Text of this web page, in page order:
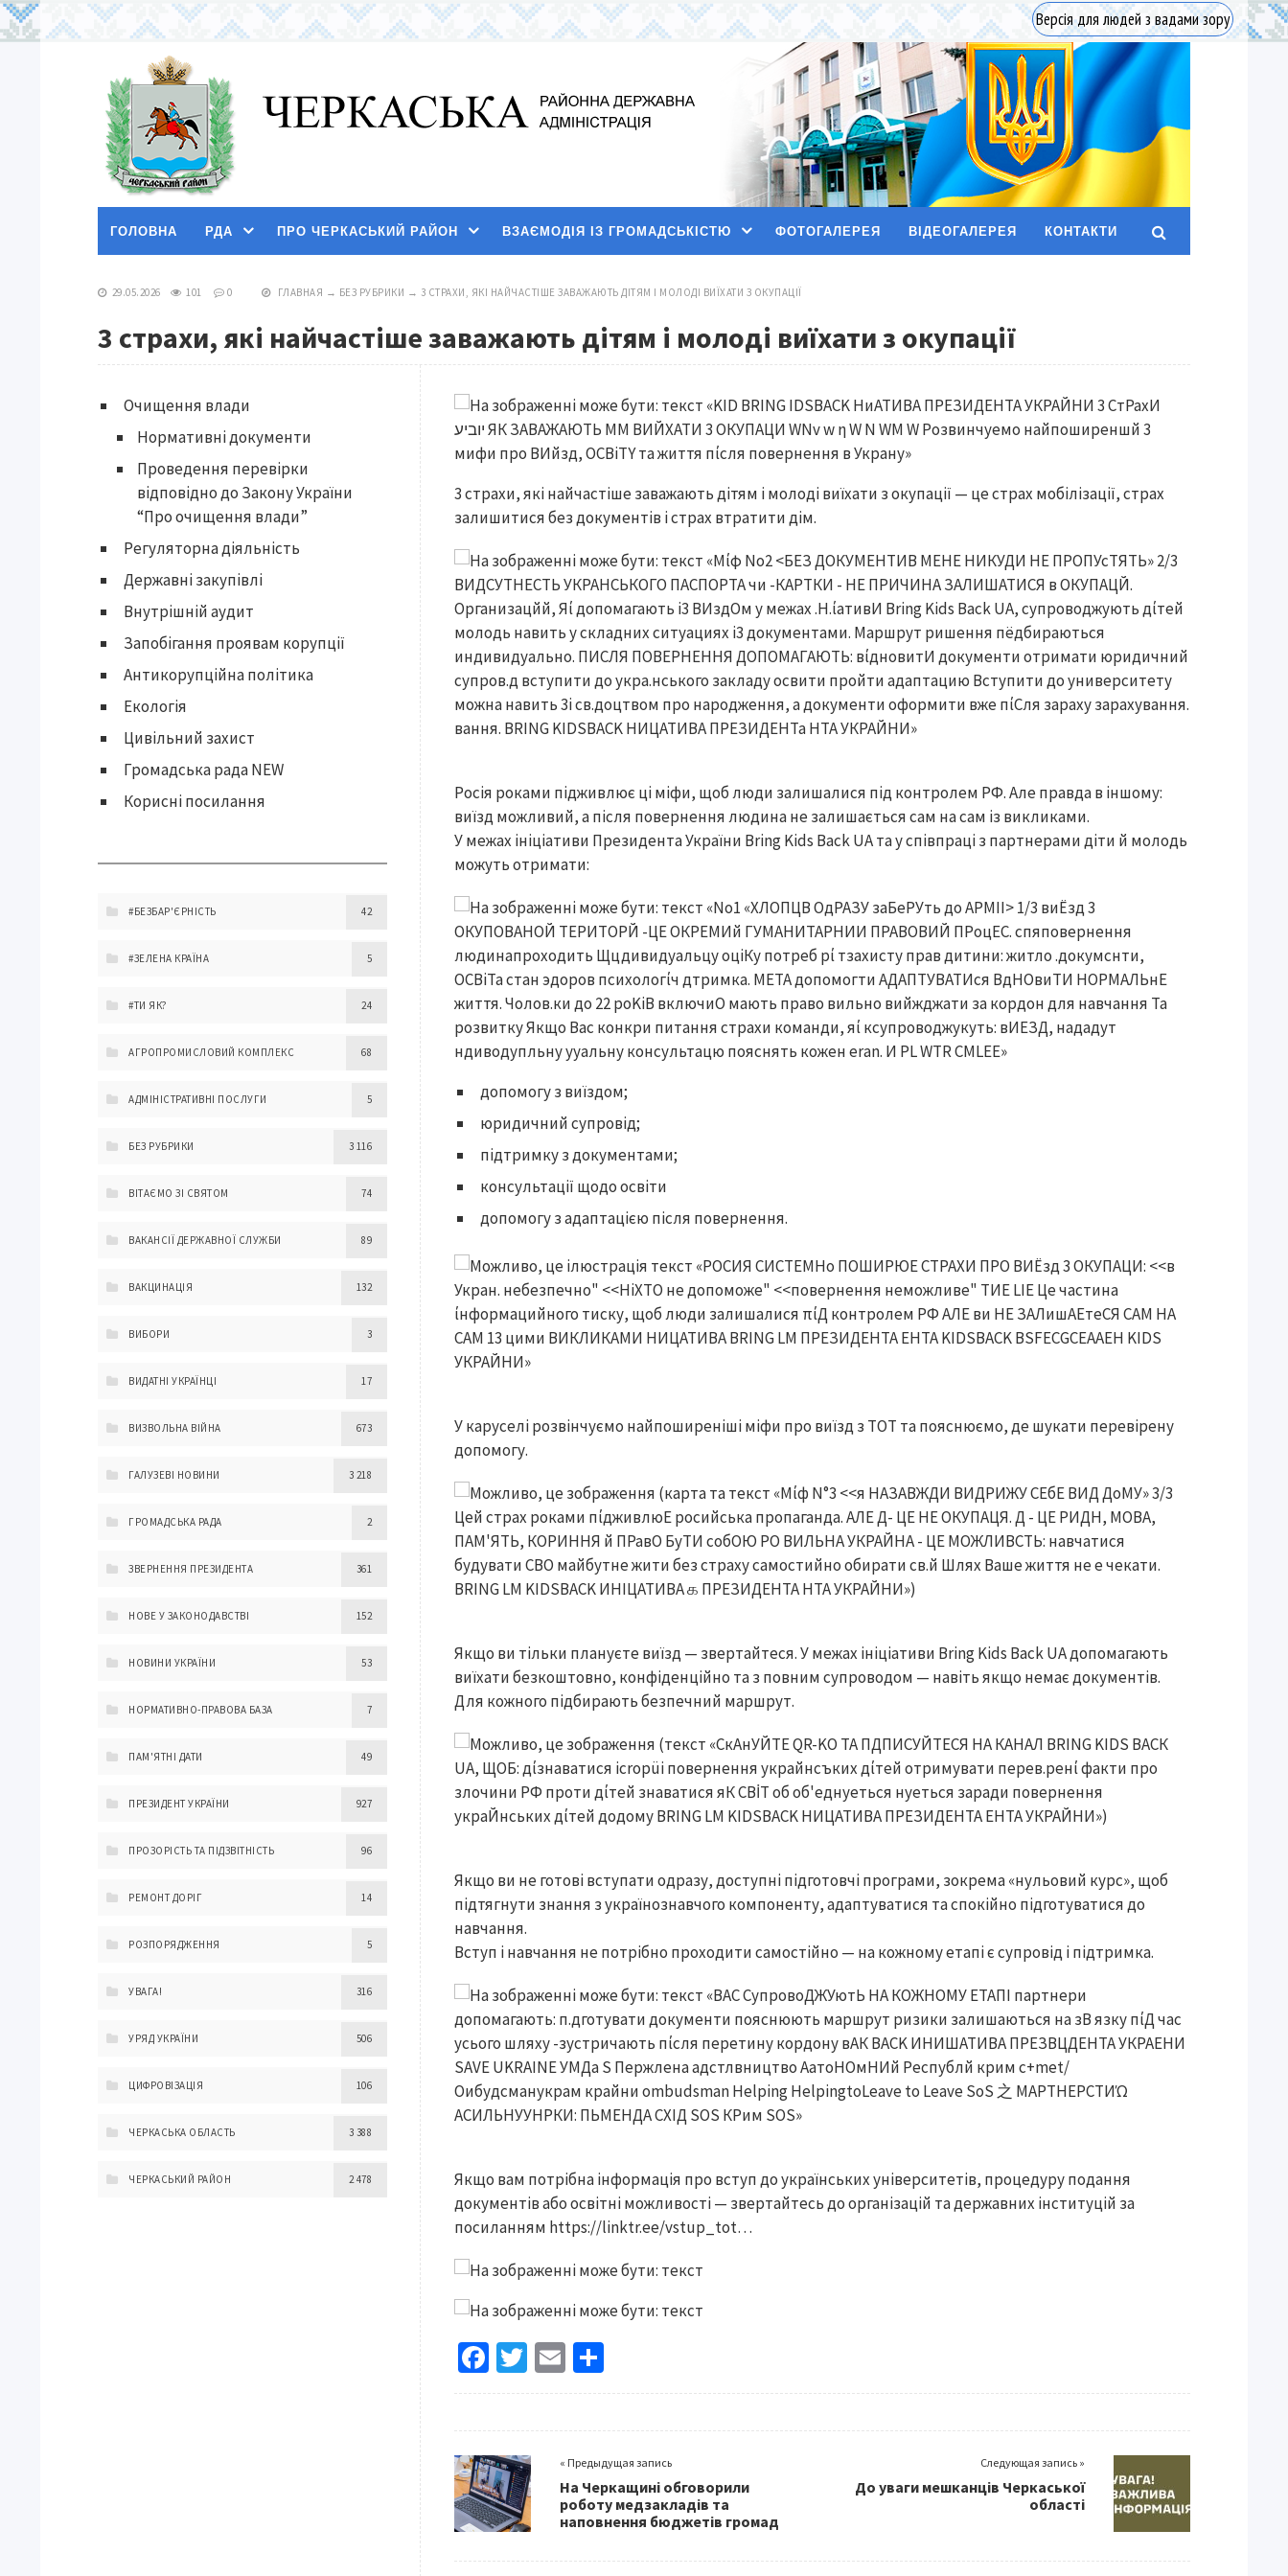
Версія для людей з вадами зору
ГОЛОВНА РДА ПРО ЧЕРКАСЬКИЙ РАЙОН ВЗАЄМОДІЯ ІЗ ГРОМАДСЬКІСТЮ ФОТОГАЛЕРЕЯ ВІДЕОГАЛЕРЕЯ КОНТАКТИ
29.05.2026 101 0 ГЛАВНАЯ → БЕЗ РУБРИКИ → 3 СТРАХИ, ЯКІ НАЙЧАСТІШЕ ЗАВАЖАЮТЬ ДІТЯМ І МОЛОДІ ВИЇХАТИ З ОКУПАЦІЇ
3 страхи, які найчастіше заважають дітям і молоді виїхати з окупації
3 страхи, які найчастіше заважають дітям і молоді виїхати з окупації — це страх мобілізації, страх
залишитися без документів і страх втратити дім.
Росія роками підживлює ці міфи, щоб люди залишалися під контролем РФ. Але правда в іншому:
виїзд можливий, а після повернення людина не залишається сам на сам із викликами.
У межах ініціативи Президента України Bring Kids Back UA та у співпраці з партнерами діти й молодь
можуть отримати:
допомогу з виїздом;
юридичний супровід;
підтримку з документами;
консультації щодо освіти
допомогу з адаптацією після повернення.
У каруселі розвінчуємо найпоширеніші міфи про виїзд з ТОТ та пояснюємо, де шукати перевірену
допомогу.
Якщо ви тільки плануєте виїзд — звертайтеся. У межах ініціативи Bring Kids Back UA допомагають
виїхати безкоштовно, конфіденційно та з повним супроводом — навіть якщо немає документів.
Для кожного підбирають безпечний маршрут.
Якщо ви не готові вступати одразу, доступні підготовчі програми, зокрема «нульовий курс», щоб
підтягнути знання з українознавчого компоненту, адаптуватися та спокійно підготуватися до
навчання.
Вступ і навчання не потрібно проходити самостійно — на кожному етапі є супровід і підтримка.
Якщо вам потрібна інформація про вступ до українських університетів, процедуру подання
документів або освітні можливості — звертайтесь до організацій та державних інституцій за
посиланням https://linktr.ee/vstup_tot…
Fa
ce
o
o
k
T
wi
er
E
m
l
h
« Предыдущая запись
На Черкащині обговорили
роботу медзакладів та
наповнення бюджетів громад
Следующая запись »
До уваги мешканців Черкаської
області
Очищення влади
Нормативні документи
Проведення перевірки
відповідно до Закону України
“Про очищення влади”
Регуляторна діяльність
Державні закупівлі
Внутрішній аудит
Запобігання проявам корупції
Антикорупційна політика
Екологія
Цивільний захист
Громадська рада NEW
Корисні посилання
#БЕЗБАР'ЄРНІСТЬ 42
#ЗЕЛЕНА КРАЇНА 5
#ТИ ЯК? 24
АГРОПРОМИСЛОВИЙ КОМПЛЕКС 68
АДМІНІСТРАТИВНІ ПОСЛУГИ 5
БЕЗ РУБРИКИ 3 116
ВІТАЄМО ЗІ СВЯТОМ 74
ВАКАНСІЇ ДЕРЖАВНОЇ СЛУЖБИ 89
ВАКЦИНАЦІЯ 132
ВИБОРИ 3
ВИДАТНІ УКРАЇНЦІ 17
ВИЗВОЛЬНА ВІЙНА 673
ГАЛУЗЕВІ НОВИНИ 3 218
ГРОМАДСЬКА РАДА 2
ЗВЕРНЕННЯ ПРЕЗИДЕНТА 361
НОВЕ У ЗАКОНОДАВСТВІ 152
НОВИНИ УКРАЇНИ 53
НОРМАТИВНО-ПРАВОВА БАЗА 7
ПАМ'ЯТНІ ДАТИ 49
ПРЕЗИДЕНТ УКРАЇНИ 927
ПРОЗОРІСТЬ ТА ПІДЗВІТНІСТЬ 96
РЕМОНТ ДОРІГ 14
РОЗПОРЯДЖЕННЯ 5
УВАГА! 316
УРЯД УКРАЇНИ 506
ЦИФРОВІЗАЦІЯ 106
ЧЕРКАСЬКА ОБЛАСТЬ 3 388
ЧЕРКАСЬКИЙ РАЙОН 2 478